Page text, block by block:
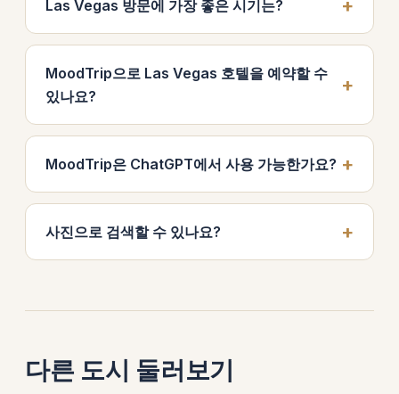
Las Vegas 방문에 가장 좋은 시기는?
MoodTrip으로 Las Vegas 호텔을 예약할 수
있나요?
MoodTrip은 ChatGPT에서 사용 가능한가요?
사진으로 검색할 수 있나요?
다른 도시 둘러보기